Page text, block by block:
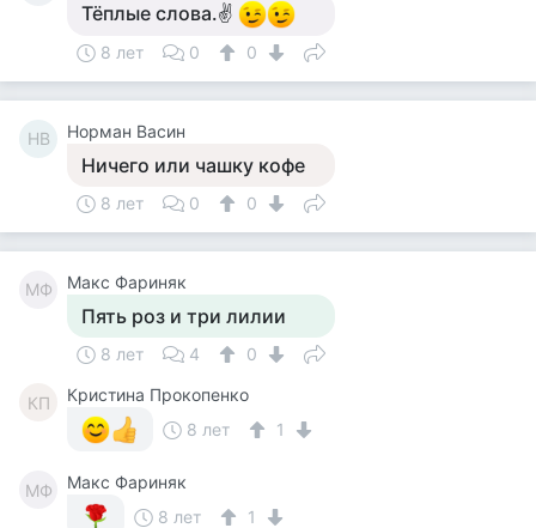
Тёплые слова.✌
8 лет 0 0
НВ Норман Васин
Ничего или чашку кофе
8 лет 0 0
МФ Макс Фариняк
Пять роз и три лилии
8 лет 4 0
КП
Кристина Прокопенко
8 лет
1
МФ
Макс Фариняк
8 лет
1